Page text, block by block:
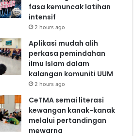
fasa kemuncak latihan
intensif
2 hours ago
Aplikasi mudah alih
perkasa pemindahan
ilmu Islam dalam
kalangan komuniti UUM
2 hours ago
CeTMA semai literasi
kewangan kanak-kanak
melalui pertandingan
mewarna